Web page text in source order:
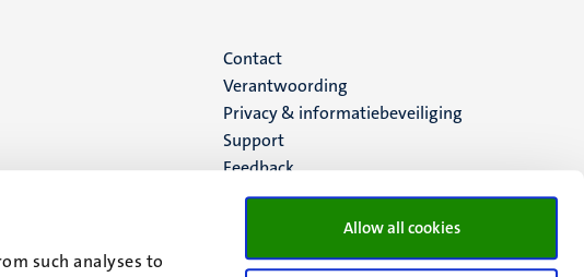
such analyses to
Allow all cookies
Menu
footer
(NL)
Contact
Verantwoording
Privacy & informatiebeveiliging
Support
Feedback